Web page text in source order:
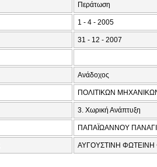
Περάτωση
1 - 4 - 2005
31 - 12 - 2007
Ανάδοχος
ΠΟΛΙΤΙΚΩΝ
3. Χωρική Ανάπτυξη
ΠΑΠΑΪΩΑΝΝΟΥ
ΑΥΓΟΥΣΤΙΝΗ